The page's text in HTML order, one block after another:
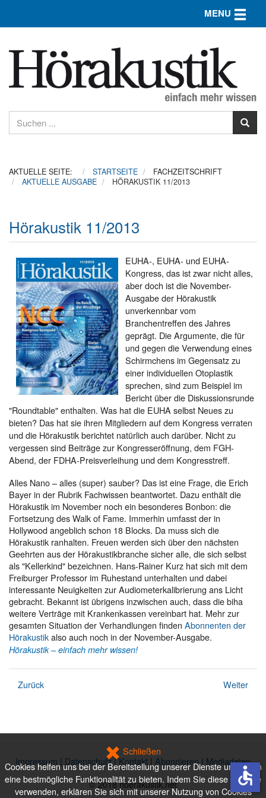
MENU Toggle
AKTUELLE SEITE: STARTSEITE
FACHZEITSCHRIFT
AKTUELLE AUSGABE
HÖRAKUSTIK 11/2013
Hörakustik 11/2013
EUHA-, EUHA- und EUHA-
Kongress, das ist zwar nicht alles,
aber doch ist die November-
Ausgabe der Hörakustik
unverkennbar vom
Branchentreffen des Jahres
geprägt. Die Argumente, die für
und gegen die Verwendung eines
Schirmchens im Gegensatz zu
einer individuellen Otoplastik
sprechen, sind zum Beispiel im
Bericht über die Diskussionsrunde
"Roundtable" enthalten. Was hat die EUHA selbst Neues zu
bieten? Das hat sie ihren Mitgliedern auf dem Kongress verraten
und die Hörakustik berichtet natürlich auch darüber. Nicht zu
vergessen sind Beiträge zur Kongresseröffnung, dem FGH-
Abend, der FDHA-Preisverleihung und dem Kongresstreff.
Alles Nano – alles (super) sauber? Das ist eine Frage, die Erich
Bayer in der Rubrik Fachwissen beantwortet. Dazu enthält die
Hörakustik im November noch ein besonderes Bonbon: die
Fortsetzung des Walk of Fame. Immerhin umfasst der in
Hollywood angeblich schon 18 Blocks. Da muss sich die
Hörakustik ranhalten. Freuen werden sich über den nächsten
Geehrten aus der Hörakustikbranche sicher alle, die sich selbst
als "Kellerkind" bezeichnen. Hans-Rainer Kurz hat sich mit dem
Freiburger Professor im Ruhestand unterhalten und dabei
interessante Neuigkeiten zur Audiometerkalibrierung ans Licht
gebracht. Bekannt ist übrigens inzwischen auch, dass die biha
weitere Verträge mit Krankenkassen vereinbart hat. Mehr zur
gesamten Situation der Verhandlungen finden Abonnenten der
Hörakustikalso auch noch in der November-Ausgabe.
Hörakustik – einfach mehr wissen!
Zurück Weiter
Impressum | Datenschutz|Kontakt | Abonnieren | Mediadaten
© 2018 hoerakustik.net
Schließen
Cookies helfen uns bei der Bereitstellung unserer Dienste und Ihnen
eine bestmögliche Funktionalität zu bieten. Indem Sie diese Website
verwenden, erklären Sie sich mit unserer Nutzung von Cookies
accessible